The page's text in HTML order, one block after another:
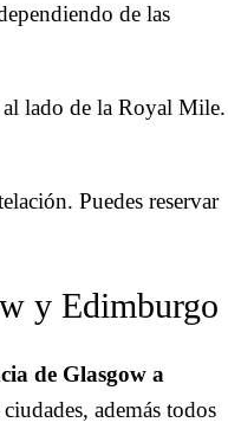
de las
lado de la Royal Mile.
Puedes reservar
y Edimburgo
de Glasgow a
además todos